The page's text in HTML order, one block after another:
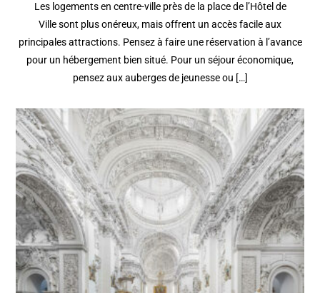
Les logements en centre-ville près de la place de l’Hôtel de
Ville sont plus onéreux, mais offrent un accès facile aux
principales attractions. Pensez à faire une réservation à l’avance
pour un hébergement bien situé. Pour un séjour économique,
pensez aux auberges de jeunesse ou […]